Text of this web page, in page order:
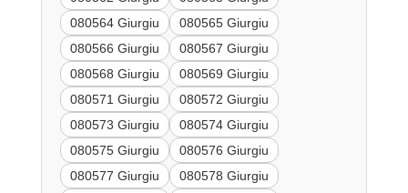
080564 Giurgiu
080565 Giurgiu
080566 Giurgiu
080567 Giurgiu
080568 Giurgiu
080569 Giurgiu
080571 Giurgiu
080572 Giurgiu
080573 Giurgiu
080574 Giurgiu
080575 Giurgiu
080576 Giurgiu
080577 Giurgiu
080578 Giurgiu